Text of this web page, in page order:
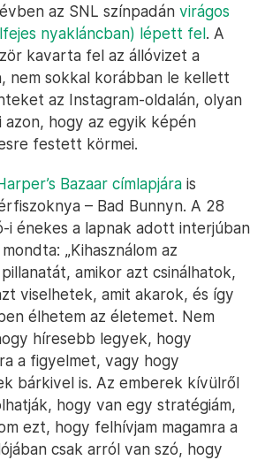
az SNL színpadán virágos
nyakláncban) lépett fel. A
kavarta fel az állóvizet a
nem sokkal korábban le kellett
az Instagram-oldalán, olyan
azon, hogy az egyik képén
festett körmei.
Bazaar címlapjára is
– Bad Bunnyn. A 28
i énekes a lapnak adott interjúban
„Kihasználom az
amikor azt csinálhatok,
viselhetek, amit akarok, és így
élhetem az életemet. Nem
híresebb legyek, hogy
a figyelmet, vagy hogy
bárkivel is. Az emberek kívülről
hogy van egy stratégiám,
ezt, hogy felhívjam magamra a
csak arról van szó, hogy